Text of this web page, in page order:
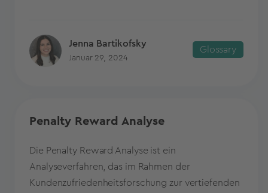
Jenna Bartikofsky
Januar 29, 2024
Glossary
Penalty Reward Analyse
Die Penalty Reward Analyse ist ein
Analyseverfahren, das im Rahmen der
Kundenzufriedenheitsforschung zur vertiefenden